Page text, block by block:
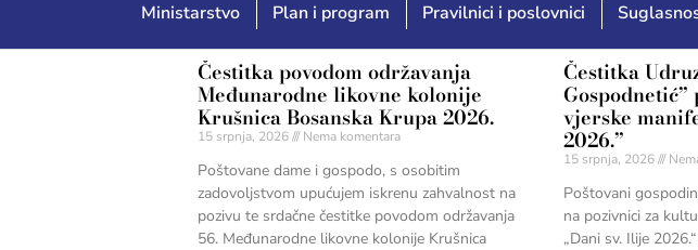
Ministarstvo Plan i program Pravilnici i poslovnici
Čestitka povodom održavanja
Međunarodne likovne kolonije
Krušnica Bosanska Krupa 2026.
15 srpnja, 2026 Nema komentara
Poštovane dame i gospodo, s osobitim
zadovoljstvom upućujem iskrenu zahvalnost na
pozivu te srdačne čestitke povodom održavanja
56. Međunarodne likovne kolonije Krušnica
Čestitka
vjerske
2026.”
15 srpnja, 2026
Poštovani
na pozivnici za
„Dani sv. Ilije